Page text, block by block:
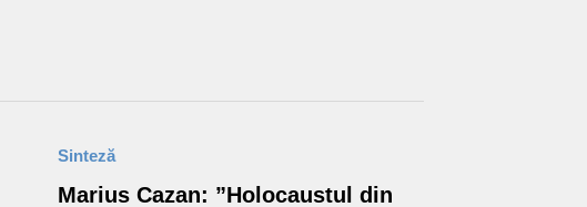
Sinteză
Marius Cazan: ”Holocaustul din